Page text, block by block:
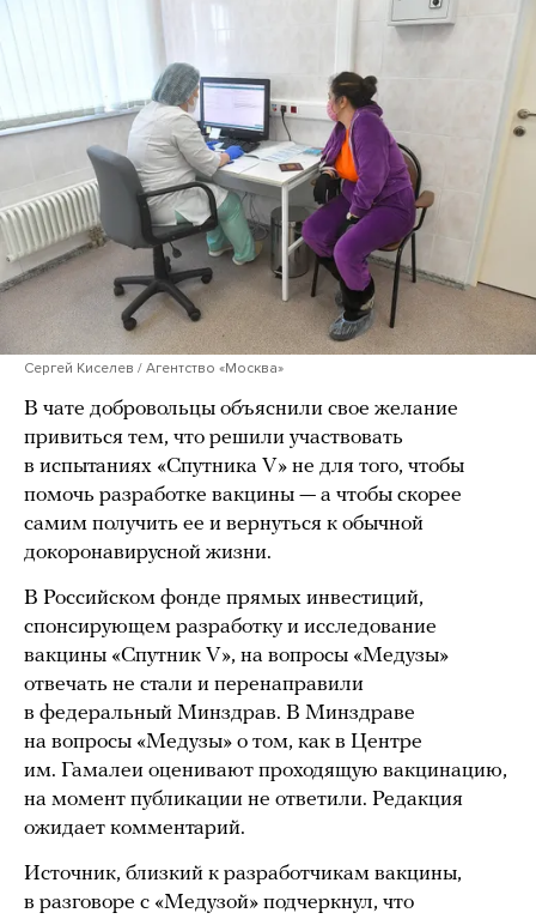
Сергей Киселев / Агентство «Москва»
В чате добровольцы объяснили свое желание
привиться тем, что решили участвовать
в испытаниях «Спутника V» не для того, чтобы
помочь разработке вакцины — а чтобы скорее
самим получить ее и вернуться к обычной
докоронавирусной жизни.
В Российском фонде прямых инвестиций,
спонсирующем разработку и исследование
вакцины «Спутник V», на вопросы «Медузы»
отвечать не стали и перенаправили
в федеральный Минздрав. В Минздраве
на вопросы «Медузы» о том, как в Центре
им. Гамалеи оценивают проходящую вакцинацию,
на момент публикации не ответили. Редакция
ожидает комментарий.
Источник, близкий к разработчикам вакцины,
в разговоре с «Медузой» подчеркнул, что